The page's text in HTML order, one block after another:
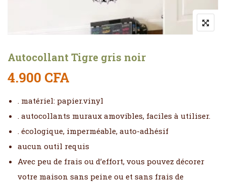
Autocollant Tigre gris noir
4.900 CFA
. matériel: papier.vinyl
. autocollants muraux amovibles, faciles à utiliser.
. écologique, imperméable, auto-adhésif
aucun outil requis
Avec peu de frais ou d’effort, vous pouvez décorer
votre maison sans peine ou et sans frais de